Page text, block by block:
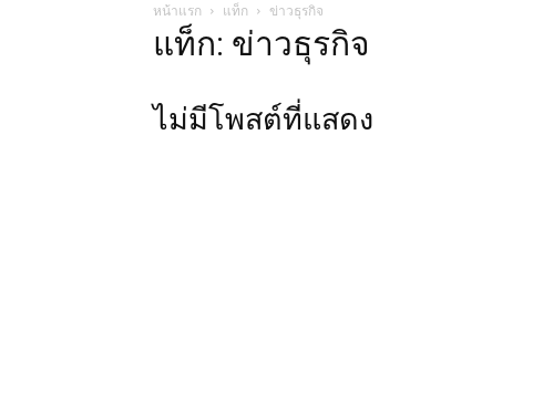
หน้าแรก แท็ก ข่าวธุรกิจ
แท็ก: ข่าวธุรกิจ
ไม่มีโพสต์ที่แสดง